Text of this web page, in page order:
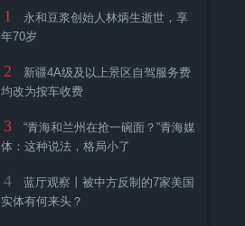
1
永和豆浆创始人林炳生逝世，享
年70岁
2
新疆4A级及以上景区自驾服务费
均改为按车收费
3
“青海和兰州在抢一碗面？”青海媒
体：这种说法，格局小了
4
蓝厅观察丨被中方反制的7家美国
实体有何来头？